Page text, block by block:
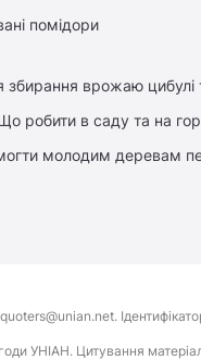
помідори
збирання врожаю цибулі
робити в саду та на
молодим деревам
Ідентифікатор
УНІАН. Цитування